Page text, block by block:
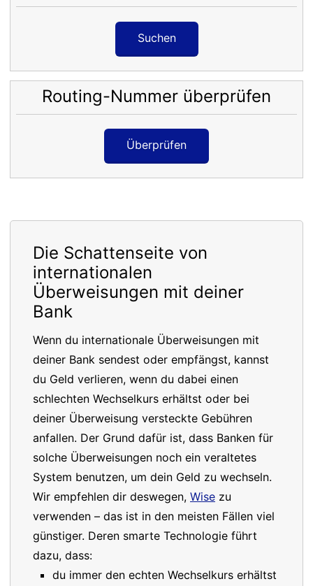
Suchen
Routing-Nummer überprüfen
Überprüfen
Die Schattenseite von
internationalen
Überweisungen mit deiner
Bank
Wenn du internationale Überweisungen mit
deiner Bank sendest oder empfängst, kannst
du Geld verlieren, wenn du dabei einen
schlechten Wechselkurs erhältst oder bei
deiner Überweisung versteckte Gebühren
anfallen. Der Grund dafür ist, dass Banken für
solche Überweisungen noch ein veraltetes
System benutzen, um dein Geld zu wechseln.
Wir empfehlen dir deswegen, Wise zu
verwenden – das ist in den meisten Fällen viel
günstiger. Deren smarte Technologie führt
dazu, dass:
du immer den echten Wechselkurs erhältst